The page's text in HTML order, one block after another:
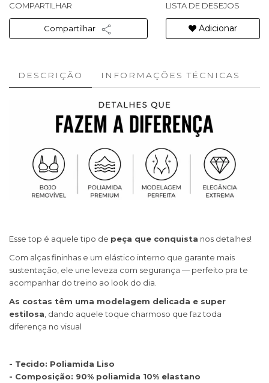
COMPARTILHAR
Compartilhar
LISTA DE DESEJOS
Adicionar
DESCRIÇÃO INFORMAÇÕES TÉCNICAS
Esse top é aquele tipo de peça que conquista nos detalhes!
Com alças fininhas e um elástico interno que garante mais
sustentação, ele une leveza com segurança — perfeito pra te
acompanhar do treino ao look do dia.
As costas têm uma modelagem delicada e super
estilosa , dando aquele toque charmoso que faz toda
diferença no visual
- Tecido: Poliamida Liso
- Composição: 90% poliamida 10% elastano